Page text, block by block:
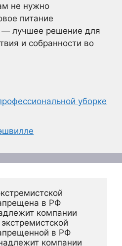
не нужно
питание
— лучшее решение для
и собранности во
уборке
в РФ
компании
в РФ
компании